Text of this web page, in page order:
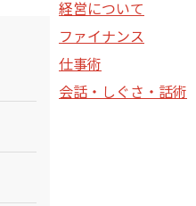
経営について
ファイナンス
仕事術
会話・しぐさ・話術